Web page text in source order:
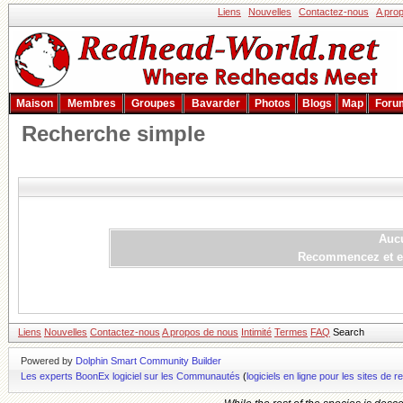
Liens Nouvelles Contactez-nous A
Maison Membres Groupes Bavarder Photos Blogs Map
Recherche simple
Recommencez et
Liens Nouvelles Contactez-nous A propos de nous Intimité Termes FAQ Search
Powered by Dolphin Smart Community Builder
Les experts BoonEx logiciel sur les Communautés (logiciels en ligne pour les sites de